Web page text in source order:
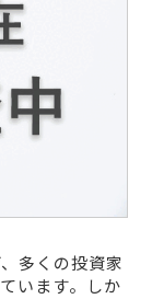
多くの投資家
います。しか